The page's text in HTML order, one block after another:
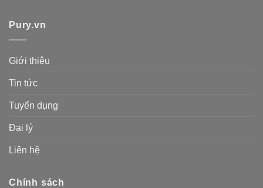
Pury.vn
Giới thiệu
Tin tức
Tuyển dụng
Đại lý
Liên hệ
Chính sách